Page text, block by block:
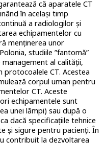
că aparatele CT
în același timp
a radiologilor și
echipamentelor cu
menținerea unor
studiile ”fantomă”
al calității,
protocoalele CT. Acestea
corpul uman pentru
CT. Aceste
echipamentele sunt
unei lămpi) sau după o
dacă specificațiile tehnice
și sigure pentru pacienți. În
contribuit la dezvoltarea